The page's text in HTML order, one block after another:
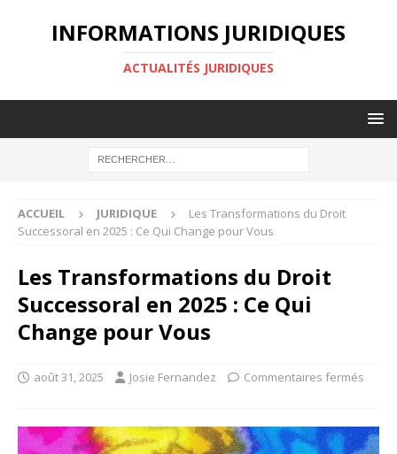
INFORMATIONS JURIDIQUES
ACTUALITÉS JURIDIQUES
ACCUEIL JURIDIQUE
Les Transformations du Droit
Successoral en 2025 : Ce Qui Change pour Vous
Les Transformations du Droit
Successoral en 2025 : Ce Qui
Change pour Vous
août 31, 2025 Josie Fernandez Commentaires fermés